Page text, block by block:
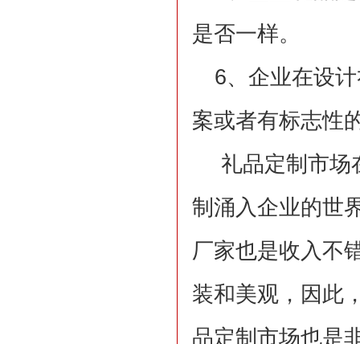
是否一样。
6、企业在设
案或者有标志性
礼品定制市场
制涌入企业的世
厂家也是收入不
装和美观，因此
品定制市场也是